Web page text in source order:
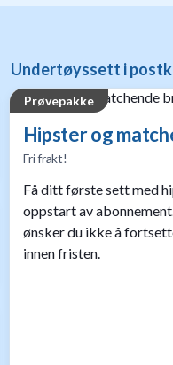
Undertøyssett i
Prøvepakke
Hipster og
Fri frakt!
Få ditt første sett med
oppstart av
ønsker du ikke å
innen fristen.